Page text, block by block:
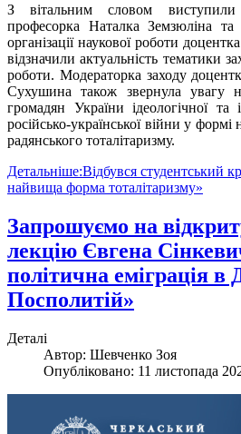
З вітальним словом виступили
професорка Наталка Земзюліна та
організації наукової роботи
відзначили актуальність тематики
роботи. Модераторка заходу
Сухушина також звернула увагу
громадян України ідеологічної та
російсько-української війни у
радянського тоталітаризму.
Детальніше:Відбувся студентський
найвища форма тоталітаризму»
Запрошуємо на
лекцію Євгена
політична еміграція в
Посполитій»
Деталі
Автор: Шевченко Зоя
Опубліковано: 11 листопада